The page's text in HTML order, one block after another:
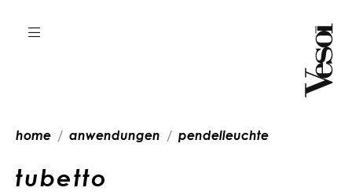
home anwendungen pendelleuchte
tubetto